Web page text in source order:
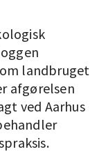
landbruget
afgørelsen
ved Aarhus